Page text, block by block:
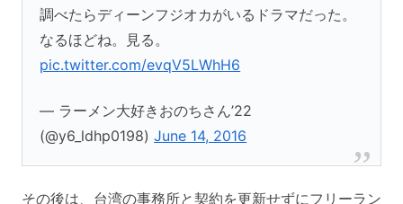
調べたらディーンフジオカがいるドラマだった。
なるほどね。見る。
pic.twitter.com/evqV5LWhH6
— ラーメン大好きおのちさん’22
(@y6_ldhp0198)June 14, 2016
その後は、台湾の事務所と契約を更新せずにフリーラン